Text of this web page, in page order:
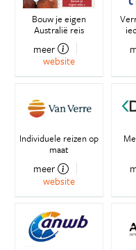
Bouw je eigen
Australië reis
meer
website
Individuele reizen op
maat
meer
website